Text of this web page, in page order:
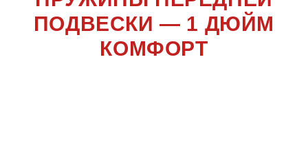
ПОДВЕСКИ — 1 ДЮЙМ
КОМФОРТ